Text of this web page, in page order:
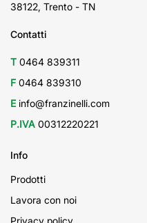
38122, Trento - TN
Contatti
T 0464 839311
F 0464 839310
E info@franzinelli.com
P.IVA 00312220221
Info
Prodotti
Lavora con noi
Privacy policy